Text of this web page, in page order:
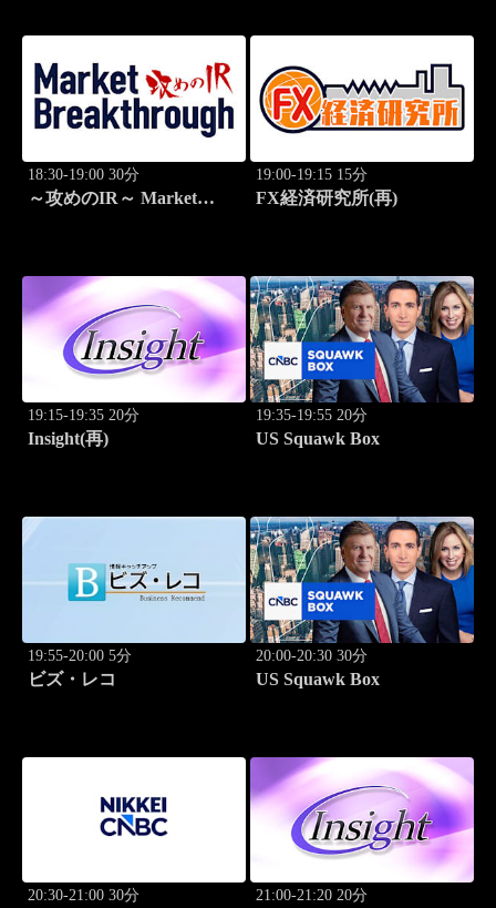
18:30-19:00 30分
～攻めのIR～ Market
19:00-19:15 15分
FX経済研究所(再)
19:15-19:35 20分
Insight(再)
19:35-19:55 20分
US Squawk Box
19:55-20:00 5分
ビズ・レコ
20:00-20:30 30分
US Squawk Box
20:30-21:00 30分 21:00-21:20 20分